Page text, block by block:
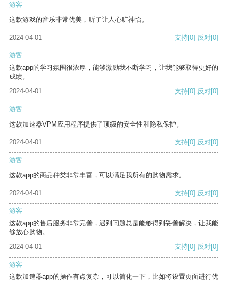
游客
这款游戏的音乐非常优美，听了让人心旷神怡。
2024-04-01 支持[0] 反对[0]
游客
这款app的学习氛围很浓厚，能够激励我不断学习，让我能够取得更好的
成绩。
2024-04-01
支持[0] 反对[0]
游客
这款加速器VPM应用程序提供了顶级的安全性和隐私保护。
2024-04-01 支持[0] 反对[0]
游客
这款app的商品种类非常丰富，可以满足我所有的购物需求。
2024-04-01 支持[0] 反对[0]
游客
这款app的售后服务非常完善，遇到问题总是能够得到妥善解决，让我能
够放心购物。
2024-04-01
支持[0] 反对[0]
游客
这款加速器app的操作有点复杂，可以简化一下，比如将设置页面进行优